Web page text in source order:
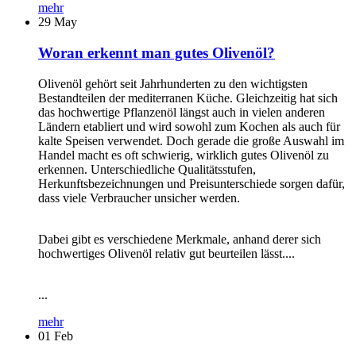
mehr
29 May
Woran erkennt man gutes Olivenöl?
Olivenöl gehört seit Jahrhunderten zu den wichtigsten
Bestandteilen der mediterranen Küche. Gleichzeitig hat sich
das hochwertige Pflanzenöl längst auch in vielen anderen
Ländern etabliert und wird sowohl zum Kochen als auch für
kalte Speisen verwendet. Doch gerade die große Auswahl im
Handel macht es oft schwierig, wirklich gutes Olivenöl zu
erkennen. Unterschiedliche Qualitätsstufen,
Herkunftsbezeichnungen und Preisunterschiede sorgen dafür,
dass viele Verbraucher unsicher werden.
Dabei gibt es verschiedene Merkmale, anhand derer sich
hochwertiges Olivenöl relativ gut beurteilen lässt....
...
mehr
01 Feb